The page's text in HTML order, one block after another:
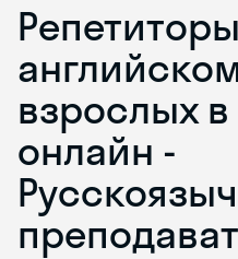
взрослых
онлайн -
Skyeng Chat